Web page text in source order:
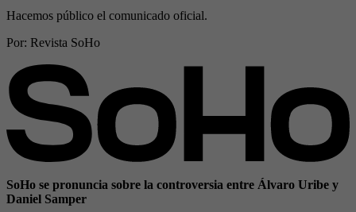
Hacemos público el comunicado oficial.
Por: Revista SoHo
SoHo se pronuncia sobre la controversia entre Álvaro Uribe y
Daniel Samper